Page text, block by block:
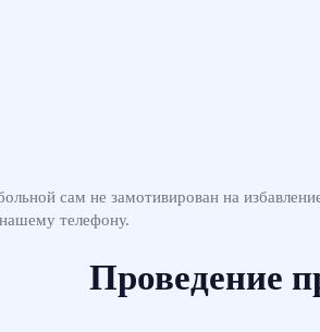
сам не замотивирован на
телефону.
Проведение